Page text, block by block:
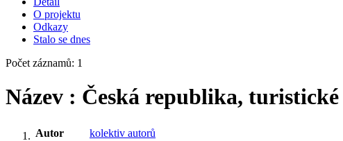
O projektu
Odkazy
Stalo se dnes
Počet záznamů: 1
Název : Česká republika,
Autor
kolektiv autorů